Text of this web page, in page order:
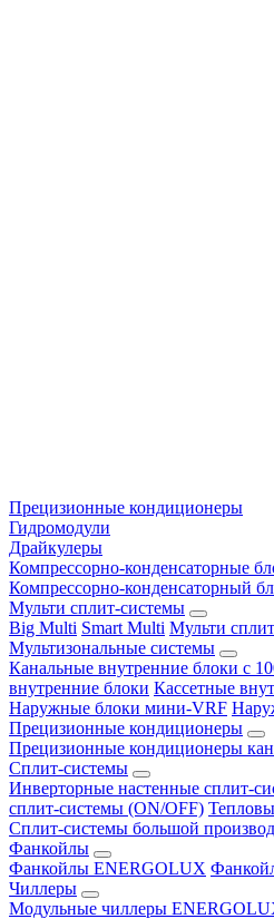
Прецизионные кондиционеры
Гидромодули
Драйкулеры
Компрессорно-конденсаторные
Компрессорно-конденсаторный
Мульти сплит-системы
Big Multi Smart Multi Мульти
Мультизональные системы
Канальные внутренние блоки с
внутренние блоки Кассетные
Наружные блоки мини-VRF
Прецизионные кондиционеры
Прецизионные кондиционеры
Сплит-системы
Инверторные настенные сплит-
сплит-системы (ON/OFF)
Сплит-системы большой
Фанкойлы
Фанкойлы ENERGOLUX
Чиллеры
Модульные чиллеры